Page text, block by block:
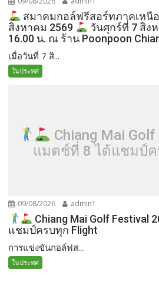
สมาคมกอล์ฟรีสอร์ทภาคเหนื
สิงหาคม 2569
วันศุกร์ที่ 7 สิง
16.00 น. ณ ร้าน Poonpoon
เมื่อวันที่ 7 สิ...
ในประทศ
Chiang Mai
แมตช์ที่ 8 ได้แชมป์
09/08/2026 admin1
Chiang Mai Golf Festival
แชมป์ครบทุก Flight
การแข่งขันกอล์ฟส...
ในประทศ